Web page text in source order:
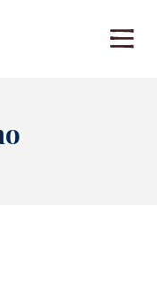
conoscenza possa
verso la salute del cuore.